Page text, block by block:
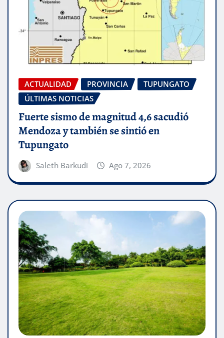
ACTUALIDAD PROVINCIA
TUPUNGATO
ÚLTIMAS NOTICIAS
Fuerte sismo de magnitud 4,6 sacudió
Mendoza y también se sintió en
Tupungato
Saleth Barkudi Ago 7, 2026